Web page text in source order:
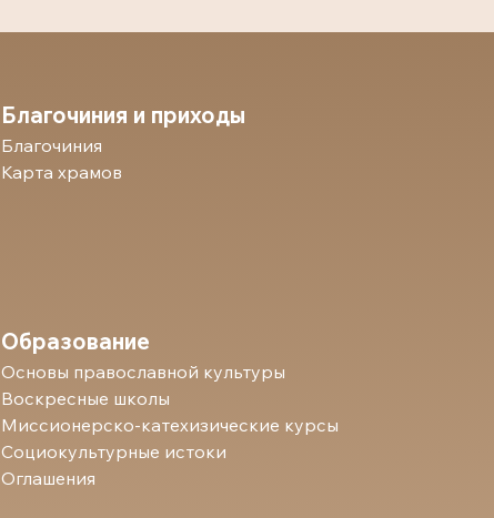
Благочиния и приходы
Благочиния
Карта храмов
Образование
Основы православной культуры
Воскресные школы
Миссионерско-катехизические курсы
Социокультурные истоки
Оглашения